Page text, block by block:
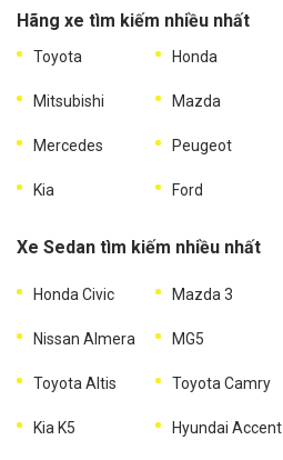
Hãng xe tìm kiếm nhiều nhất
Toyota Honda
Mitsubishi Mazda
Mercedes Peugeot
Kia Ford
Xe Sedan tìm kiếm nhiều nhất
Honda Civic Mazda 3
Nissan Almera MG5
Toyota Altis Toyota Camry
Kia K5 Hyundai Accent